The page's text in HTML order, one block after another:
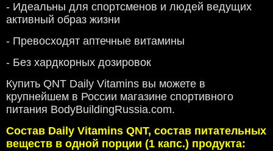
- Идеальны для спортсменов и людей ведущих
активный образ жизни
- Превосходят аптечные витамины
- Без хардкорных дозировок
Купить QNT Daily Vitamins вы можете в
крупнейшем в России магазине спортивного
питания BodyBuildingRussia.com.
Состав Daily Vitamins QNT, состав питательных
веществ в одной порции (1 капс.) продукта: